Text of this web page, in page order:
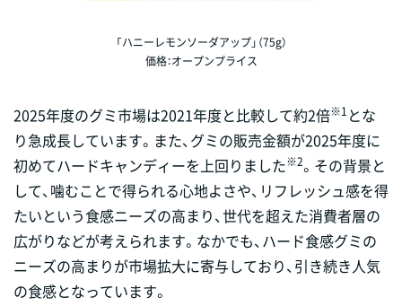
「ハニーレモンソーダアップ」（75g）
価格：オープンプライス
2025年度のグミ市場は2021年度と比較して約2倍※1 とな
り急成長しています。また、グミの販売金額が2025年度に
初めてハードキャンディーを上回りました※2。その背景と
して、噛むことで得られる心地よさや、リフレッシュ感を得
たいという食感ニーズの高まり、世代を超えた消費者層の
広がりなどが考えられます。なかでも、ハード食感グミの
ニーズの高まりが市場拡大に寄与しており、引き続き人気
の食感となっています。